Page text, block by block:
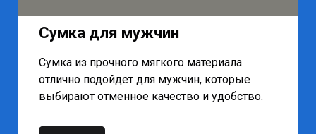
Сумка для мужчин
Сумка из прочного мягкого материала
отлично подойдет для мужчин, которые
выбирают отменное качество и удобство.